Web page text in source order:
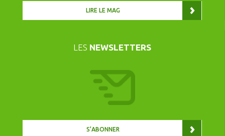
LIRE LE MAG
LES NEWSLETTERS
S’ABONNER